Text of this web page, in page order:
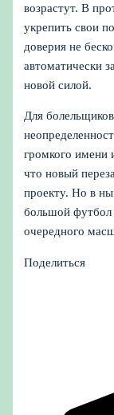
возрастут. В
укрепить свои
доверия не
автоматически
новой силой.
Для
громкого имени
что новый
проекту. Но в
большой
очередного
Поделиться